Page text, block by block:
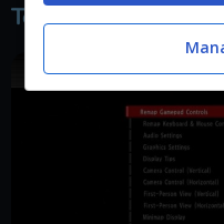
Tecnicismi da